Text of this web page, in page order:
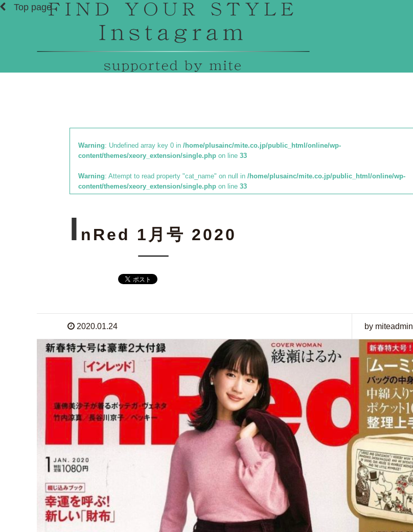
Top page
Warning: Undefined array key 0 in /home/plusainc/mite.co.jp/public_html/online/wp-
content/themes/xeory_extension/single.php on line 33
Warning: Attempt to read property "cat_name" on null in /home/plusainc/mite.co.jp/public_html/online/wp-
content/themes/xeory_extension/single.php on line 33
I nRed 1月号 2020
2020.01.24 by miteadmin